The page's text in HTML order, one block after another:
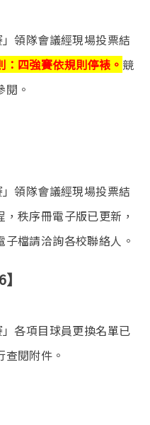
領隊會議經現場投票結
四強賽依規則停裱。 競
。
領隊會議經現場投票結
秩序冊電子版已更新，
檔請洽詢各校聯絡人。
各項目球員更換名單已
閱附件。